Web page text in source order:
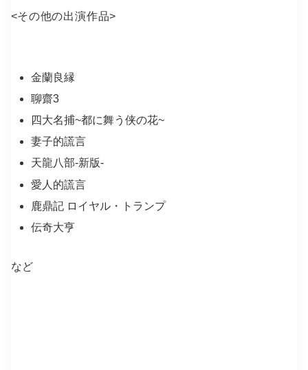
<その他の出演作品>
金蘭良縁
聊齋3
四大名捕~都に舞う侠の花~
妻子的謊言
天龍八部-新版-
愛人的謊言
鹿鼎記 ロイヤル・トランプ
伝奇大亨
など